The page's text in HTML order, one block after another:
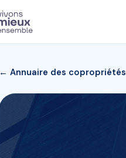
← Annuaire des copropriétés